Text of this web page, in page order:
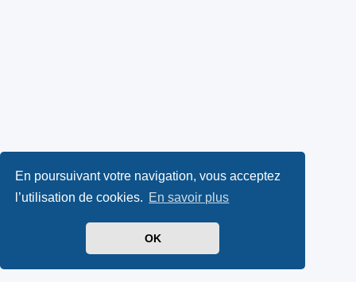
En poursuivant votre navigation, vous acceptez
l’utilisation de cookies. En savoir plus
OK